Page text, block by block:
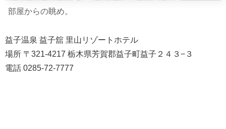
部屋からの眺め。
益子温泉 益子舘 里山リゾートホテル
場所 〒321-4217 栃木県芳賀郡益子町益子２４３−３
電話 0285-72-7777